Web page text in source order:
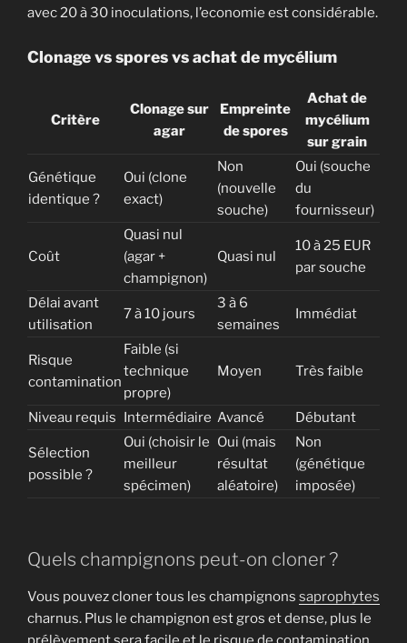
avec 20 à 30 inoculations, l’economie est considérable.
Clonage vs spores vs achat de mycélium
Critère
Clonage sur
agar
Empreinte
de spores
Achat de
mycélium
sur grain
Génétique
identique ?
Oui (clone
exact)
Non
(nouvelle
souche)
Oui (souche
du
fournisseur)
Coût
Quasi nul
(agar +
champignon)
Quasi nul
10 à 25 EUR
par souche
Délai avant
utilisation
7 à 10 jours
3 à 6
semaines
Immédiat
Risque
contamination
Faible (si
technique
propre)
Moyen Très faible
Niveau requis Intermédiaire Avancé Débutant
Sélection
possible ?
Oui (choisir le
meilleur
spécimen)
Oui (mais
résultat
aléatoire)
Non
(génétique
imposée)
Quels champignons peut-on cloner ?
Vous pouvez cloner tous les champignons saprophytes
charnus. Plus le champignon est gros et dense, plus le